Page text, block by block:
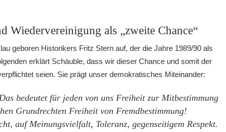
Wiedervereinigung als „zweite Chance“
geboren Historikers Fritz Stern auf, der die Jahre 1989/90 als
erklärt Schäuble, dass wir dieser Chance und somit der
seien. Sie prägt unser demokratisches Miteinander:
bedeutet für jeden von uns Freiheit zur Mitbestimmung
Grundrechten Freiheit von Fremdbestimmung!
auf Meinungsvielfalt, Toleranz, gegenseitigem Respekt.